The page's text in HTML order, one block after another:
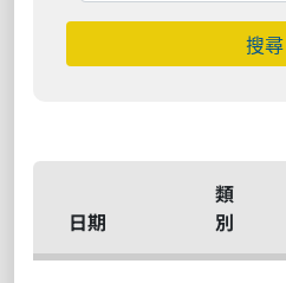
搜尋
日期
類
別